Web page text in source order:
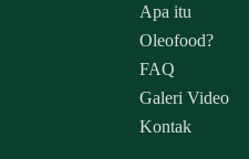
Apa itu
Oleofood?
FAQ
Galeri Video
Kontak